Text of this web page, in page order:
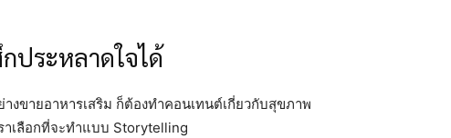
ประหลาดใจได้
ขายอาหารเสริม ก็ต้องทำคอนเทนต์เกี่ยวกับสุขภาพ
าเลือกที่จะทำแบบ Storytelling